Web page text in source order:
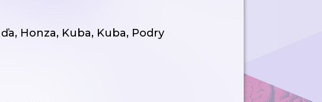
Honza, Kuba, Kuba, Podry